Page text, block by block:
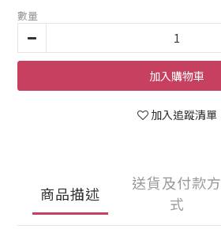
數量
加入購物車
加入追蹤清單
商品描述
送貨及付款方
式